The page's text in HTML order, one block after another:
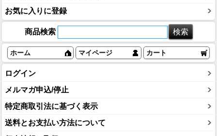
お気に入りに登録
商品検索
ホーム マイページ カート
ログイン
メルマガ申込/停止
特定商取引法に基づく表示
送料とお支払い方法について